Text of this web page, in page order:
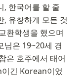
, 한국어를 할 줄
, 유창하게 모든 것
환학생을 했으며
님은 19~20세 경
은 호주에서 태어
긴 Korean이었